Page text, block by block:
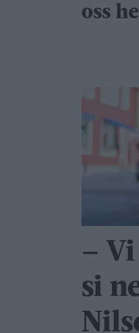
oss
–
si